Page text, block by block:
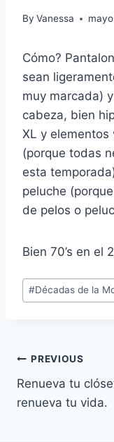
By Vanessa
Cómo?
sean
muy marcada)
cabeza, bien
XL y elementos
(porque todas
esta
peluche
de pelos o
Bien 70’s en el
Post
Tags:
#Décadas de la
de
PREVIOUS
Renueva tu
renueva tu vida.